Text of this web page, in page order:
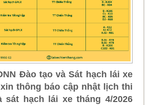
Đào tạo và Sát hạch lái xe
thông báo cập nhật lịch thi
sát hạch lái xe tháng 4/2026